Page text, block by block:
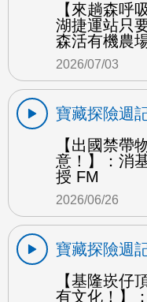
【來趟森呼
湖捷運站只
森活有機農
2026/07/03
寶藏探險週
【出國禁帶
意！】：消
授 FM
2026/06/26
寶藏探險週
【基隆崁
有文化！】